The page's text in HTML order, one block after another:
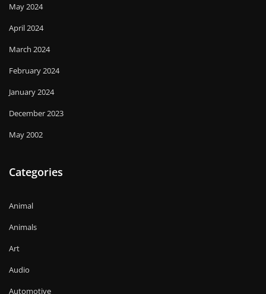
May 2024
April 2024
March 2024
February 2024
January 2024
December 2023
May 2002
Categories
Animal
Animals
Art
Audio
Automotive